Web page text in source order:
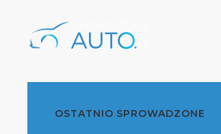
OSTATNIO SPROWADZONE